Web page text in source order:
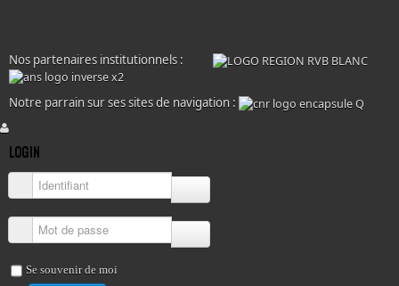
Nos partenaires institutionnels :
Notre parrain sur ses sites de navigation :
LOGIN
Identifiant
Mot de passe
Se souvenir de moi